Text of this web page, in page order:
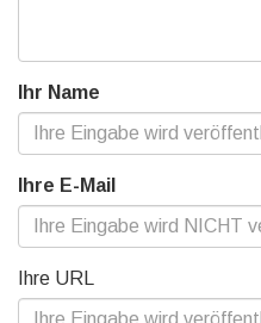
Ihr Name
Ihre E-Mail
Ihre URL